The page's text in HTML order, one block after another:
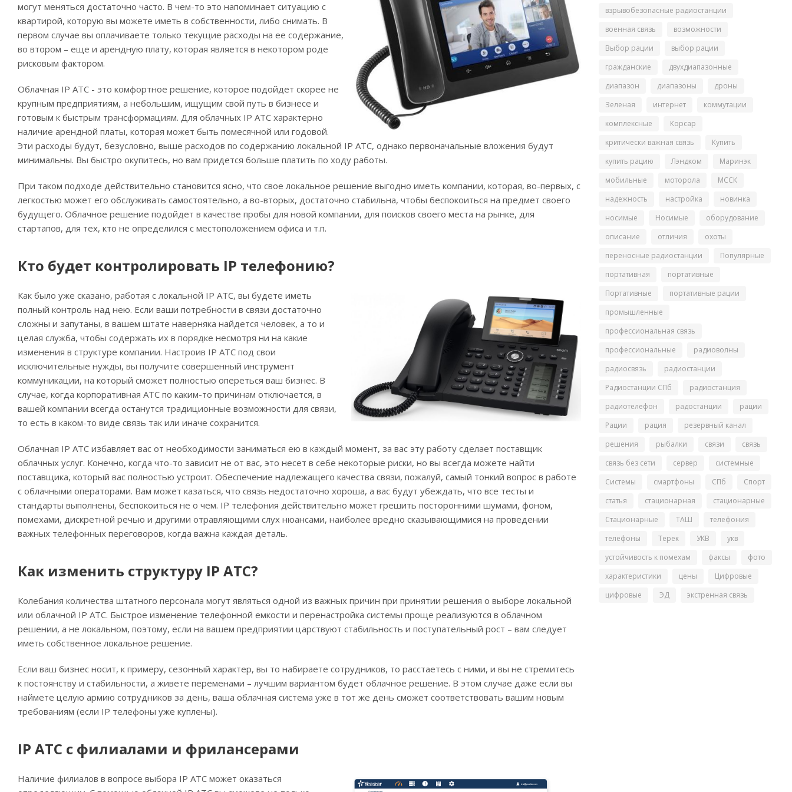
могут меняться достаточно часто. В чем-то это напоминает ситуацию с
квартирой, которую вы можете иметь в собственности, либо снимать. В
первом случае вы оплачиваете только текущие расходы на ее содержание,
во втором – еще и арендную плату, которая является в некотором роде
рисковым фактором.
Облачная IP АТС - это комфортное решение, которое подойдет скорее не
крупным предприятиям, а небольшим, ищущим свой путь в бизнесе и
готовым к быстрым трансформациям. Для облачных IP АТС характерно
наличие арендной платы, которая может быть помесячной или годовой.
Эти расходы будут, безусловно, выше расходов по содержанию локальной IP АТС, однако первоначальные вложения будут
минимальны. Вы быстро окупитесь, но вам придется больше платить по ходу работы.
При таком подходе действительно становится ясно, что свое локальное решение выгодно иметь компании, которая, во-первых, с
легкостью может его обслуживать самостоятельно, а во-вторых, достаточно стабильна, чтобы беспокоиться на предмет своего
будущего. Облачное решение подойдет в качестве пробы для новой компании, для поисков своего места на рынке, для
стартапов, для тех, кто не определился с местоположением офиса и т.п.
Кто будет контролировать IP телефонию?
Как было уже сказано, работая с локальной IP АТС, вы будете иметь
полный контроль над нею. Если ваши потребности в связи достаточно
сложны и запутаны, в вашем штате наверняка найдется человек, а то и
целая служба, чтобы содержать их в порядке несмотря ни на какие
изменения в структуре компании. Настроив IP АТС под свои
исключительные нужды, вы получите совершенный инструмент
коммуникации, на который сможет полностью опереться ваш бизнес. В
случае, когда корпоративная АТС по каким-то причинам отключается, в
вашей компании всегда останутся традиционные возможности для связи,
то есть в каком-то виде связь так или иначе сохранится.
Облачная IP АТС избавляет вас от необходимости заниматься ею в каждый момент, за вас эту работу сделает поставщик
облачных услуг. Конечно, когда что-то зависит не от вас, это несет в себе некоторые риски, но вы всегда можете найти
поставщика, который вас полностью устроит. Обеспечение надлежащего качества связи, пожалуй, самый тонкий вопрос в работе
с облачными операторами. Вам может казаться, что связь недостаточно хороша, а вас будут убеждать, что все тесты и
стандарты выполнены, беспокоиться не о чем. IP телефония действительно может грешить посторонними шумами, фоном,
помехами, дискретной речью и другими отравляющими слух нюансами, наиболее вредно сказывающимися на проведении
важных телефонных переговоров, когда важна каждая деталь.
Как изменить структуру IP АТС?
Колебания количества штатного персонала могут являться одной из важных причин при принятии решения о выборе локальной
или облачной IP АТС. Быстрое изменение телефонной емкости и перенастройка системы проще реализуются в облачном
решении, а не локальном, поэтому, если на вашем предприятии царствуют стабильность и поступательный рост – вам следует
иметь собственное локальное решение.
Если ваш бизнес носит, к примеру, сезонный характер, вы то набираете сотрудников, то расстаетесь с ними, и вы не стремитесь
к постоянству и стабильности, а живете переменами – лучшим вариантом будет облачное решение. В этом случае даже если вы
наймете целую армию сотрудников за день, ваша облачная система уже в тот же день сможет соответствовать вашим новым
требованиям (если IP телефоны уже куплены).
IP АТС с филиалами и фрилансерами
Наличие филиалов в вопросе выбора IP АТС может оказаться
взрывобезопасные радиостанции
военная связь
возможности
Выбор рации
выбор рации
гражданские
двухдиапазонные
диапазон
диапазоны
дроны
Зеленая
интернет
коммутации
комплексные
Корсар
критически важная связь
Купить
купить рацию
Лэндком
Маринэк
мобильные
моторола
МССК
надежность
настройка
новинка
носимые
Носимые
оборудование
описание
отличия
охоты
переносные радиостанции
Популярные
портативная
портативные
Портативные
портативные рации
промышленные
профессиональная связь
профессиональные
радиоволны
радиосвязь
радиостанции
Радиостанции СПб
радиостанция
радиотелефон
радостанции
рации
Рации
рация
резервный канал
решения
рыбалки связи
связь
связь без сети
сервер
системные
Системы
смартфоны СПб
Спорт
статья
стационарная
стационарные
Стационарные
ТАШ
телефония
телефоны
Терек УКВ
укв
устойчивость к помехам
факсы
фото
характеристики
цены
Цифровые
цифровые
ЭД экстренная связь